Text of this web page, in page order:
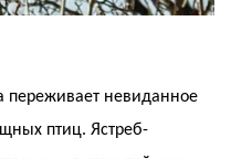
переживает невиданное
птиц. Ястреб-